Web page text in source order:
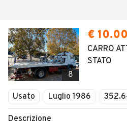
8
€
CARRO
STATO
Usato Luglio 1986
Descrizione